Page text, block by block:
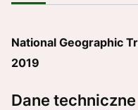
National Geographic
2019
Dane techniczne